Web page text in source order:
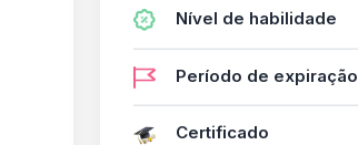
Nível de habilidade
Período de expiração
Certificado